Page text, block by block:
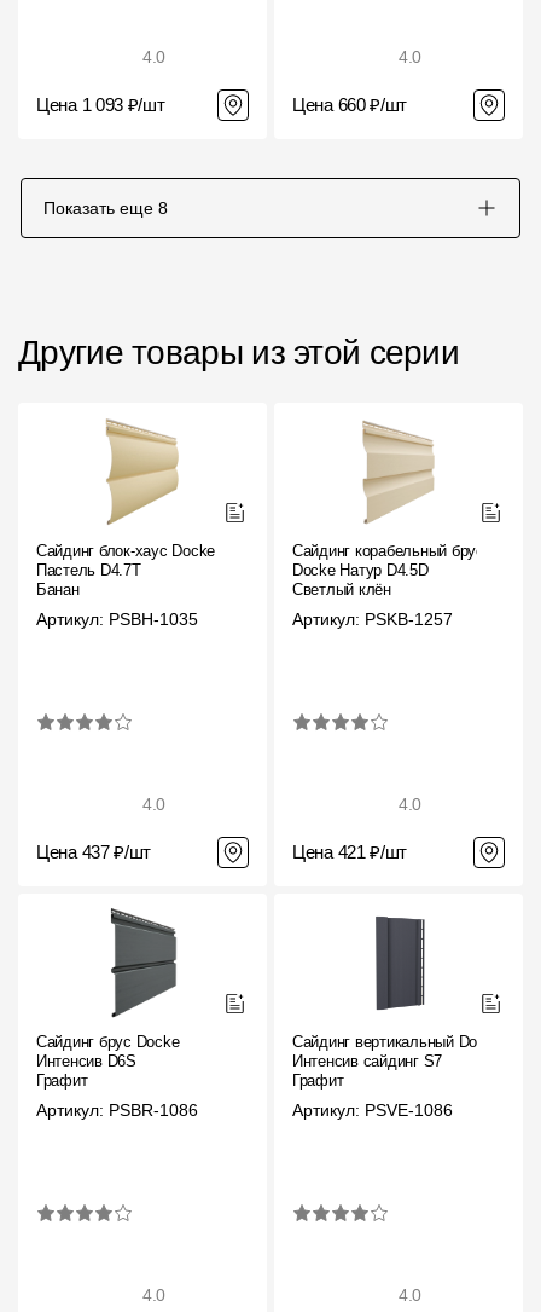
4.0
Цена 1 093 ₽/шт
4.0
Цена 660 ₽/шт
Показать еще 8
Другие товары из этой серии
Сайдинг блок-хаус Docke
Пастель D4.7T
Банан
Артикул: PSBH-1035
4.0
Цена 437 ₽/шт
Сайдинг корабельный брус
Docke Натур D4.5D
Светлый клён
Артикул: PSKB-1257
4.0
Цена 421 ₽/шт
Сайдинг брус Docke
Интенсив D6S
Графит
Артикул: PSBR-1086
4.0
Сайдинг вертикальный Docke
Интенсив сайдинг S7
Графит
Артикул: PSVE-1086
4.0